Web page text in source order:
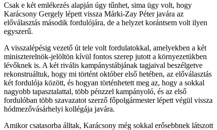
Csak e két emlékezés alapján úgy tűnhet, sima ügy volt, hogy
Karácsony Gergely lépett vissza Márki-Zay Péter javára az
előválasztás második fordulójára, de a helyzet korántsem volt ilyen
egyszerű.
A visszalépésig vezető út tele volt fordulatokkal, amelyekben a két
miniszterelnök-jelöltön kívül fontos szerep jutott a környezetükben
lévőknek is. A két rivális kampánystábjának tagjaival beszélgetve
rekonstruáltuk, hogy mi történt október első hetében, az előválasztás
két fordulója között, és hogyan történhetett meg az, hogy a sokkal
nagyobb tapasztalattal, több pénzzel kampányoló, és az első
fordulóban több szavazatot szerző főpolgármester lépett végül vissza
hódmezővásárhelyi kollégája javára.
Amikor csatasorba álltak, Karácsony még sokkal erősebbnek látszott